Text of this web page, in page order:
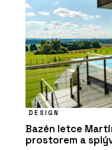
DESIGN
Bazén letce
prostorem a